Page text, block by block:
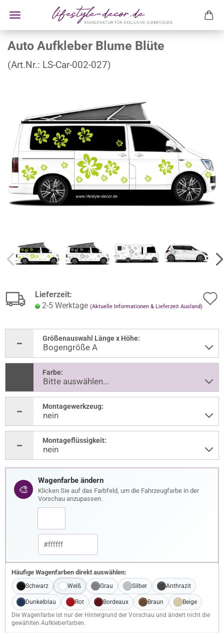
Auto Aufkleber Blume Blüte
(Art.Nr.: LS-Car-002-027)
Lieferzeit:
2-5 Werktage (Aktuelle Informationen & Lieferzeit Ausland)
Größenauswahl Länge x Höhe:
Farbe:
Montagewerkzeug:
Montageflüssigkeit:
🎨
Wagenfarbe ändern
Klicken Sie auf das Farbfeld, um die Fahrzeugfarbe in der
Vorschau anzupassen.
Häufige Wagenfarben direkt auswählen:
Schwarz Weiß Grau Silber Anthrazit
Dunkelblau Rot Bordeaux Braun
Beige
Die Wagenfarbe ist nur der Hintergrund der Vorschau und ändert nicht die
gewählten Aufkleberfarben.